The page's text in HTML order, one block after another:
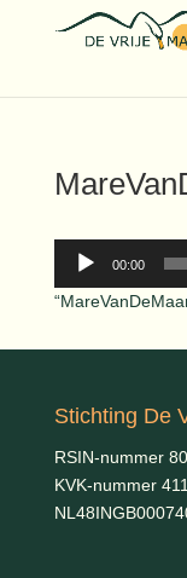
Audiospeler
00:00
Stichting De
RSIN-nummer
KVK-nummer